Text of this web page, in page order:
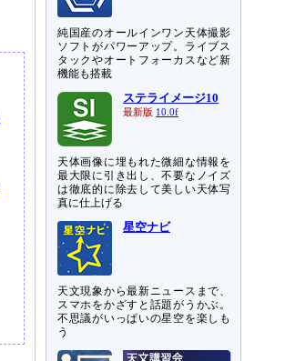
純国産のオールインワン天体撮影
ソフトがパワーアップ。ライブス
タックやオートフォーカスなど新
機能も搭載
ステライメージ10
最新版 10.0f
天体画像に埋もれた微細な情報を
最大限に引き出し、不要なノイズ
は徹底的に除去して美しい天体写
真に仕上げる
星空ナビ
天文現象から最新ニュースまで、
スマホをかざすと話題がうかぶ。
不思議がいっぱいの星空を楽しも
う